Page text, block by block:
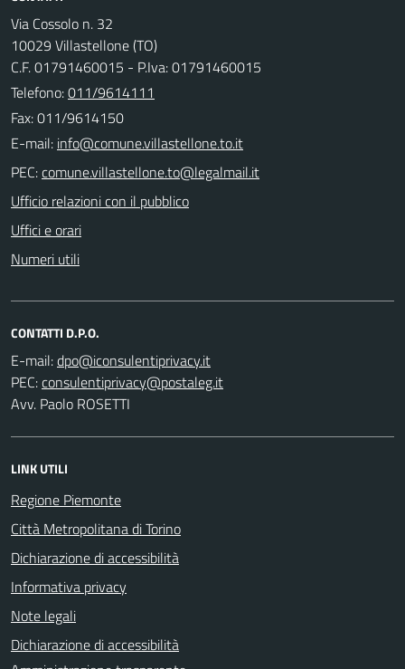
Via Cossolo n. 32
10029 Villastellone (TO)
C.F. 01791460015 - P.Iva: 01791460015
Telefono:011/9614111
Fax: 011/9614150
E-mail:
PEC:
Ufficio relazioni con il pubblico
Uffici e orari
Numeri utili
CONTATTI D.P.O.
E-mail:
PEC:
Avv. Paolo ROSETTI
LINK UTILI
Regione Piemonte
Città Metropolitana di Torino
Dichiarazione di accessibilità
Informativa privacy
Note legali
Dichiarazione di accessibilità